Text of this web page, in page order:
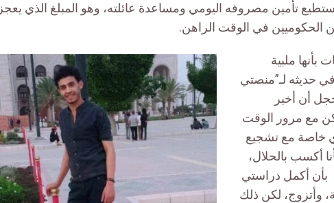
تأمين مصروفه اليومي ومساعدة عائلته، وهو المبلغ الذي يعجز
الحكوميين في الوقت الراهن.
بأنها ملبية
حديثه لـ”منصتي
أن أخبر
مع مرور الوقت
خاصة مع تشجيع
أكسب بالحلال،
أكمل دراستي
وأتزوج، لكن ذلك